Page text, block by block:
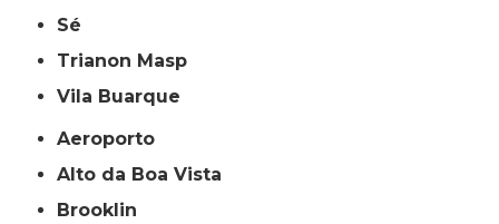
Sé
Trianon Masp
Vila Buarque
Aeroporto
Alto da Boa Vista
Brooklin